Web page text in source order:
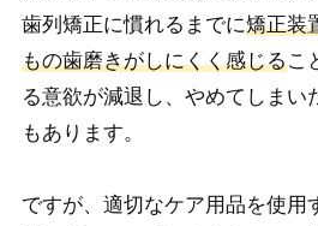
歯列矯正に慣れるまでに矯正装
もの歯磨きがしにくく感じるこ
る意欲が減退し、やめてしまい
もあります。
ですが、適切なケア用品を使用